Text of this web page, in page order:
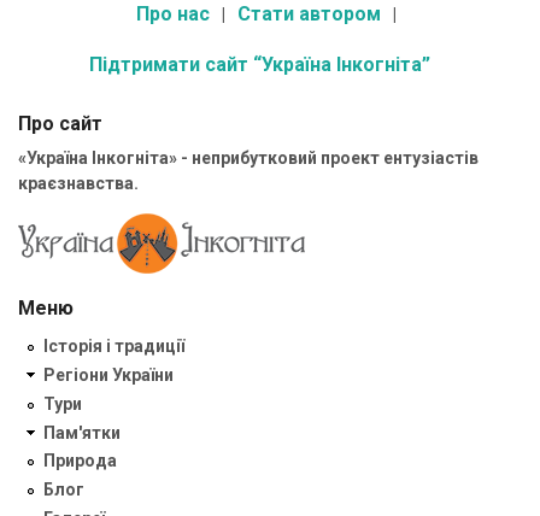
Про нас Стати автором
Підтримати сайт “Україна Інкогніта”
Про сайт
«Україна Інкогніта» - неприбутковий проект ентузіастів
краєзнавства.
Меню
Історія і традиції
Регіони України
Тури
Пам'ятки
Природа
Блог